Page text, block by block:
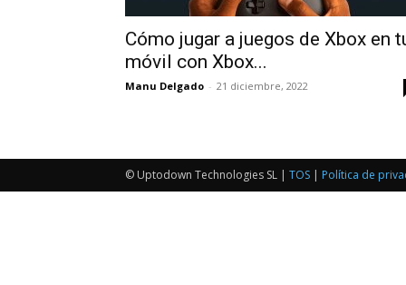
Cómo jugar a juegos de Xbox en
móvil con Xbox...
Manu Delgado - 21 diciembre, 2022
© Uptodown Technologies SL | TOS | Política de